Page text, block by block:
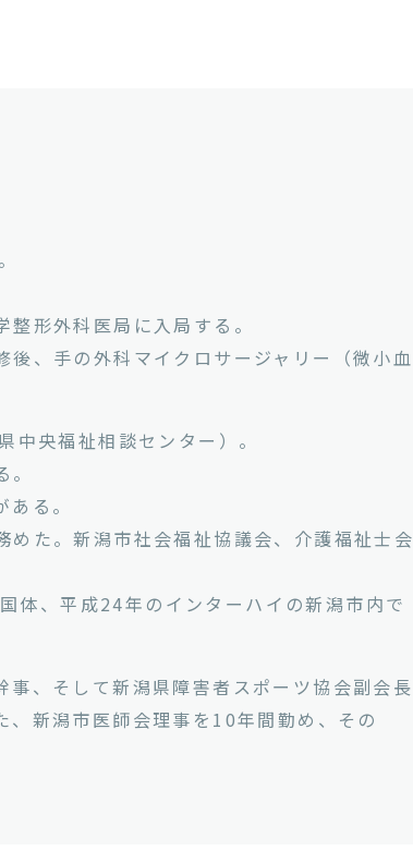
形外科医局に入局する。
、手の外科マイクロサージャリー（微小血
央福祉相談センター）。
る。
た。新潟市社会福祉協議会、介護福祉士会
体、平成24年のインターハイの新潟市内で
、そして新潟県障害者スポーツ協会副会長
新潟市医師会理事を10年間勤め、その